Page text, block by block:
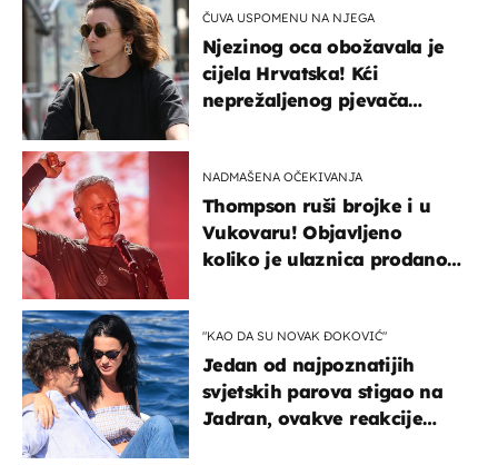
ČUVA USPOMENU NA NJEGA
Njezinog oca obožavala je
cijela Hrvatska! Kći
neprežaljenog pjevača
NADMAŠENA OČEKIVANJA
Thompson ruši brojke i u
Vukovaru! Objavljeno
koliko je ulaznica prodano
"KAO DA SU NOVAK ĐOKOVIĆ"
Jedan od najpoznatijih
svjetskih parova stigao na
Jadran, ovakve reakcije